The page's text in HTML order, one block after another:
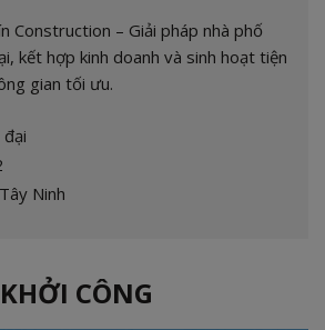
Construction – Giải pháp nhà phố
kết hợp kinh doanh và sinh hoạt tiện
gian tối ưu.
đại
Ninh
KHỞI CÔNG